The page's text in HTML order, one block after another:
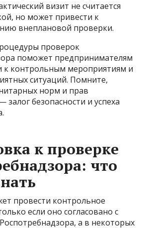
визит не считается
но может привести к
внеплановой проверки.
проверок
поможет предпринимателям
к контрольным мероприятиям и
ситуаций. Помните,
норм и прав
залог безопасности и успеха
к проверке
что
провести контрольное
если оно согласовано с
а в некоторых